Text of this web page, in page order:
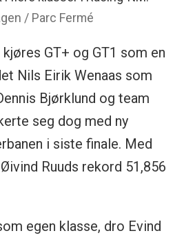
/ Parc Fermé
GT+ og GT1 som en
Nils Eirik Wenaas som
Bjørklund og team
seg dog med ny
i siste finale. Med
Ruuds rekord 51,856
egen klasse, dro Evind